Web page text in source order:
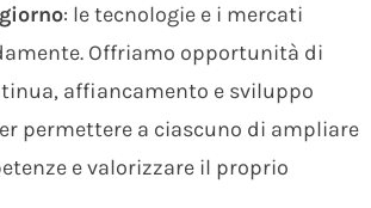
: le tecnologie e i mercati
Offriamo opportunità di
affiancamento e sviluppo
permettere a ciascuno di ampliare
e valorizzare il proprio